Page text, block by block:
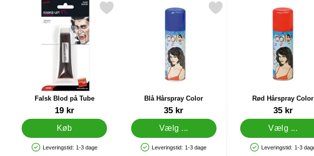
Falsk Blod på Tube
19 kr
Køb
Produkttilgængelighed: På lager
Leveringstid: 1-3 dage
Markér falsk Blod på Tube som favorit
Blå Hårspray Color
35 kr
Vælg ...
Produkttilgængelighed: På lager
Leveringstid: 1-3 dage
Markér blå Hårspray Color som favorit
Rød Hårspray Color
35 kr
Vælg ...
Produkttilgængelighed: På
Leveringstid: 1-3
Markér rød